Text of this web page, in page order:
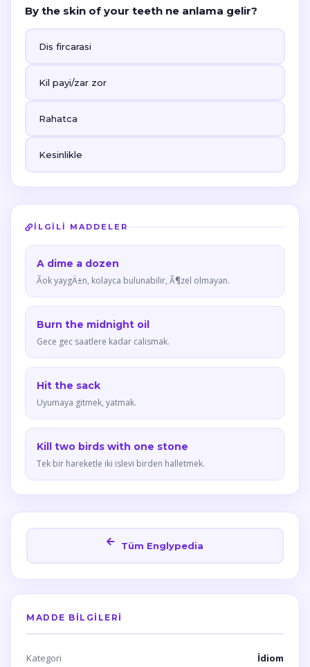
By the skin of your teeth ne anlama gelir?
Dis fircarasi
Kil payi/zar zor
Rahatca
Kesinlikle
İLGILI MADDELER
A dime a dozen
Ãok yaygÄ±n, kolayca bulunabilir, Ã¶zel olmayan.
Burn the midnight oil
Gece gec saatlere kadar calismak.
Hit the sack
Uyumaya gitmek, yatmak.
Kill two birds with one stone
Tek bir hareketle iki islevi birden halletmek.
Tüm Englypedia
MADDE BILGILERI
Kategori İdiom